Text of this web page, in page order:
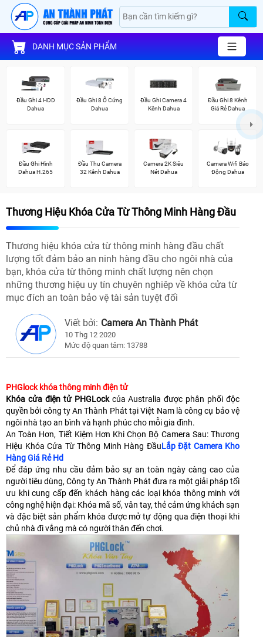
DANH MỤC SẢN PHẨM
Đầu Ghi 4 HDD
Dahua
Đầu Ghi 8 Ổ Cứng
Dahua
Đầu Ghi Camera 4
Kênh Dahua
Đầu Ghi 8 Kênh
Giá Rẻ Dahua
Đầu Ghi Hình
Dahua H.265
Đầu Thu Camera
32 Kênh Dahua
Camera 2K Siêu
Nét Dahua
Camera Wifi Báo
Động Dahua
Thương Hiệu Khóa Cửa Từ Thông Minh Hàng Đầu
Thương hiệu khóa cửa từ thông minh hàng đầu chất
lượng tốt đảm bảo an ninh hàng đầu cho ngôi nhà của
bạn, khóa cửa từ thông minh chất lượng nên chọn
những thương hiệu uy tín chuyên nghiêp về khóa cửa từ
mục đích an toàn bảo vệ tài sản tuyệt đối
Viết bởi: Camera An Thành Phát
10 Thg 12 2020
Mức độ quan tâm: 13788
PHGlock khóa thông minh điện tử
Khóa cửa điện tử PHGLockcủa Australia được phân phối độc
quyền bởi công ty An Thành Phát tại Việt Nam là công cụ bảo vệ
ngôi nhà tạo an bình và hạnh phúc cho mỗi gia đình.
An Toàn Hơn, Tiết Kiệm Hơn Khi Chọn Bộ Camera Sau: Thương
Hiệu Khóa Cửa Từ Thông Minh Hàng ĐầuLắp Đặt Camera Kho
Hàng Giá Rẻ Hd
Để đáp ứng nhu cầu đảm bảo sự an toàn ngày càng cao của
người tiêu dùng, Công ty An Thành Phát đưa ra một giải pháp tối
ưu khi cung cấp đến khách hàng các loại khóa thông minh với
công nghệ hiện đại: Khóa mã số, vân tay, thẻ cảm ứng khách sạn
và đặc biệt sản phẩm khóa được mở tự động qua điện thoại khi
chủ nhà đi vắng mà có người thân đến chơi.